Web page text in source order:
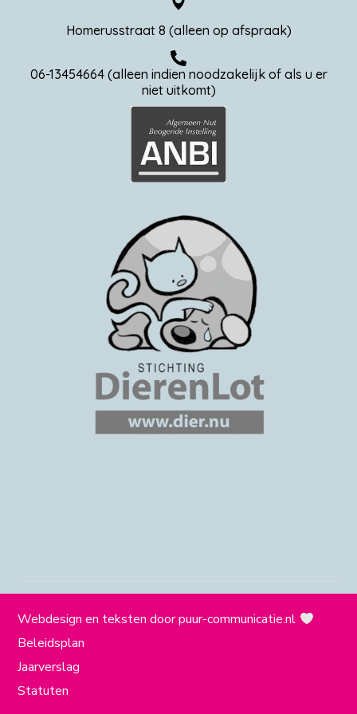
Homerusstraat 8 (alleen op afspraak)
06-13454664 (alleen indien noodzakelijk of als u er
niet uitkomt)
Webdesign en teksten doorpuur-communicatie.nl
Beleidsplan
Jaarverslag
Statuten